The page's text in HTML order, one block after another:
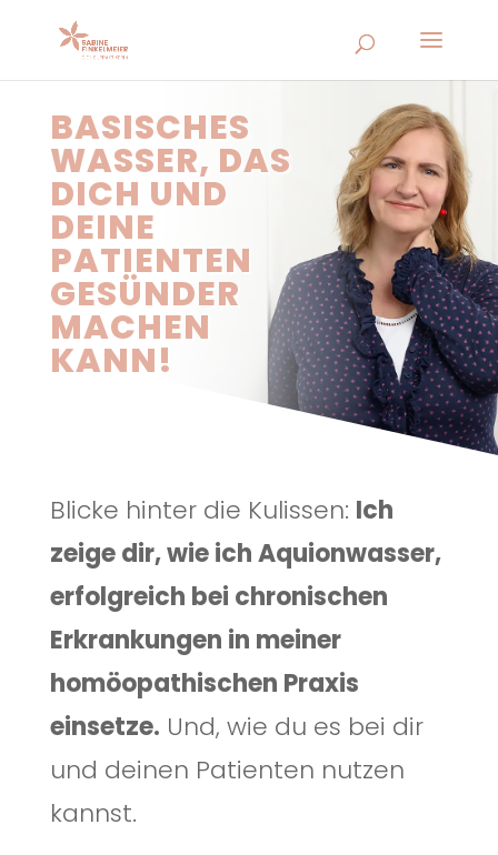
BASISCHES
WASSER, DAS
DICH UND
DEINE
PATIENTEN
GESÜNDER
MACHEN
KANN!
Blicke hinter die Kulissen: Ich
zeige dir, wie ich Aquionwasser,
erfolgreich bei chronischen
Erkrankungen in meiner
homöopathischen Praxis
einsetze. Und, wie du es bei dir
und deinen Patienten nutzen
kannst.